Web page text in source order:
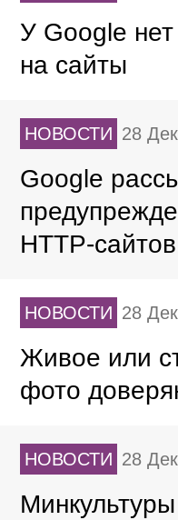
У Google
на сайты
НОВОСТИ 28
Google
HTTP-сайтов
НОВОСТИ 28
Живое или
фото
НОВОСТИ 28